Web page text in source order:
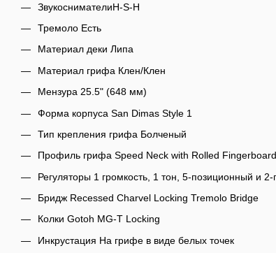
ЗвукоснимателиH-S-H
Тремоло Есть
Материал деки Липа
Материал грифа Клен/Клен
Мензура 25.5" (648 мм)
Форма корпуса San Dimas Style 1
Тип крепления грифа Болченый
Профиль грифа Speed Neck with Rolled
Регуляторы 1 громкость, 1 тон, 5-позиционный и
Бридж Recessed Charvel Locking Tremolo Bridge
Колки Gotoh MG-T Locking
Инкрустация На грифе в виде белых точек